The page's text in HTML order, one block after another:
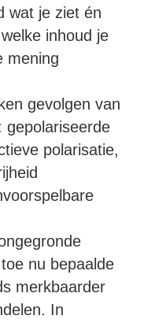
wat je ziet én
inhoud je
mening
gevolgen van
gepolariseerde
polarisatie,
nu bepaalde
merkbaarder
In